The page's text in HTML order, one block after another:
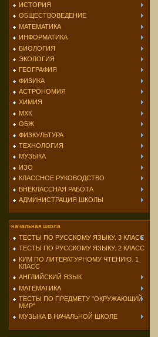
ИСТОРИЯ
ОБЩЕСТВОВЕДЕНИЕ
МАТЕМАТИКА
ИНФОРМАТИКА
БИОЛОГИЯ
ЭКОЛОГИЯ
ГЕОГРАФИЯ
ФИЗИКА
АСТРОНОМИЯ
ХИМИЯ
МХК
ОБЖ
ФИЗКУЛЬТУРА
ТЕХНОЛОГИЯ
МУЗЫКА
ИЗО
КЛАССНОЕ РУКОВОДСТВО
ВНЕКЛАССНАЯ РАБОТА
АДМИНИСТРАЦИЯ ШКОЛЫ
начальная школа
ТЕСТЫ ПО РУССКОМУ ЯЗЫКУ. 3 КЛАСС
ТЕСТЫ ПО РУССКОМУ ЯЗЫКУ. 2 КЛАСС
КИМ ПО ЛИТЕРАТУРНОМУ ЧТЕНИЮ. 1
КЛАСС
АНГЛИЙСКИЙ ЯЗЫК
МАТЕМАТИКА
ТЕСТЫ ПО ПРЕДМЕТУ "ОКРУЖАЮЩИЙ
МИР"
МУЗЫКА В НАЧАЛЬНОЙ ШКОЛЕ